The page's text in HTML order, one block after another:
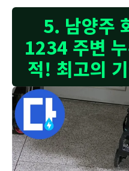
5. 남양주
1234 주변
적! 최고의